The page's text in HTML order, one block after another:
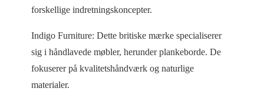
forskellige indretningskoncepter.
Indigo Furniture: Dette britiske mærke specialiserer
sig i håndlavede møbler, herunder plankeborde. De
fokuserer på kvalitetshåndværk og naturlige
materialer.